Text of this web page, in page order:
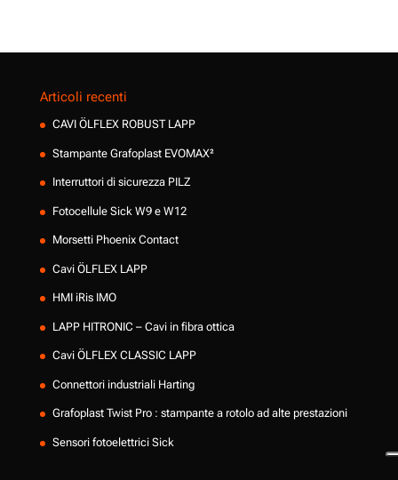
Articoli recenti
CAVI ÖLFLEX ROBUST LAPP
Stampante Grafoplast EVOMAX²
Interruttori di sicurezza PILZ
Fotocellule Sick W9 e W12
Morsetti Phoenix Contact
Cavi ÖLFLEX LAPP
HMI iRis IMO
LAPP HITRONIC – Cavi in fibra ottica
Cavi ÖLFLEX CLASSIC LAPP
Connettori industriali Harting
Grafoplast Twist Pro : stampante a rotolo ad alte prestazioni
Sensori fotoelettrici Sick